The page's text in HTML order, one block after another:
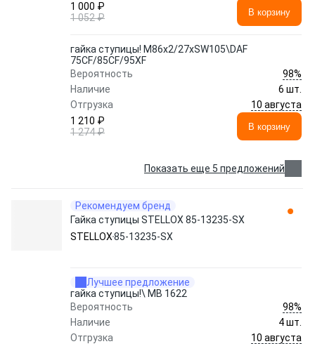
1 000 ₽
1 052 ₽
В корзину
гайка ступицы! M86x2/27xSW105\DAF
75CF/85CF/95XF
Вероятность
98%
Наличие
6 шт.
Отгрузка
10 августа
1 210 ₽
1 274 ₽
В корзину
Показать еще 5 предложений
Рекомендуем бренд
Гайка ступицы STELLOX 85-13235-SX
STELLOX85-13235-SX
Лучшее предложение
гайка ступицы!\ MB 1622
Вероятность
98%
Наличие
4 шт.
Отгрузка
10 августа